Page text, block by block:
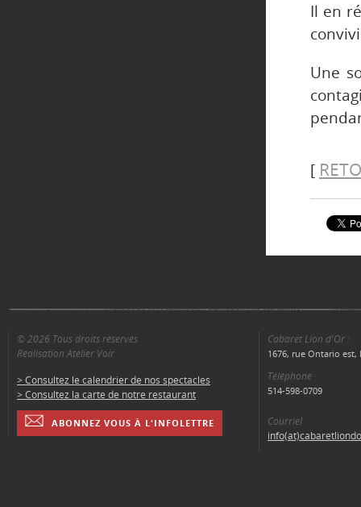
Il en
Une
[
© 2026 Tous droits réservés
Réalisation Atelier Voir
> Consultez le calendrier de nos spectacles
> Consultez la carte de notre restaurant
ABONNEZ VOUS À L'INFOLETTRE
Cabaret Lion d'Or :
1676, rue Ontario est,
Téléphone
514-598-0709
Courriel